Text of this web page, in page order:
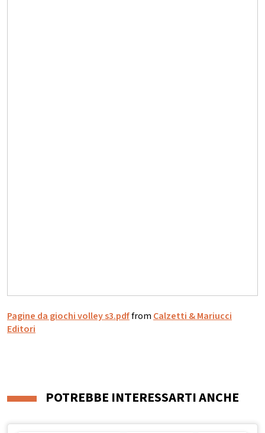
Pagine da giochi volley s3.pdffrom Calzetti & Mariucci
Editori
POTREBBE INTERESSARTI ANCHE